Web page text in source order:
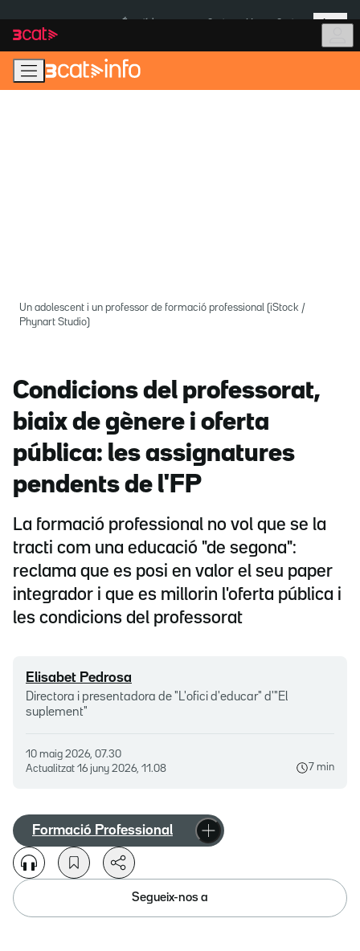
navegació
principal
contingut
Més
Un adolescent i un professor de formació professional (iStock /
Phynart Studio)
Condicions del professorat,
biaix de gènere i oferta
pública: les assignatures
pendents de l'FP
La formació professional no vol que se la
tracti com una educació "de segona":
reclama que es posi en valor el seu paper
integrador i que es millorin l'oferta pública i
les condicions del professorat
Elisabet Pedrosa
Directora i presentadora de "L'ofici d'educar" d'"El
suplement"
10 maig 2026, 07.30
Actualitzat 16 juny 2026, 11.08 7 min
Formació Professional
Segueix-nos a